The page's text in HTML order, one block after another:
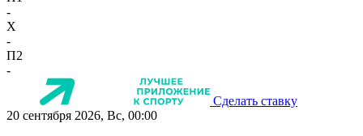
-
X
-
П2
-
Сделать ставку
20 сентября 2026, Вс, 00:00